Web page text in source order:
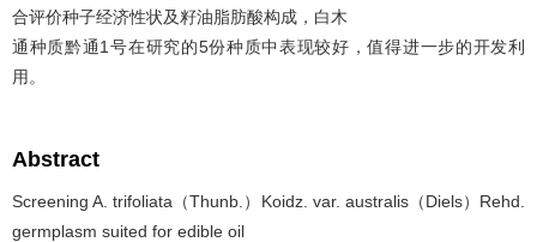
合评价种子经济性状及籽油脂肪酸构成，白木
通种质黔通1号在研究的5份种质中表现较好，值得进一步的开发利
用。
Abstract
Screening A. trifoliata（Thunb.）Koidz. var. australis（Diels）Rehd.
germplasm suited for edible oil